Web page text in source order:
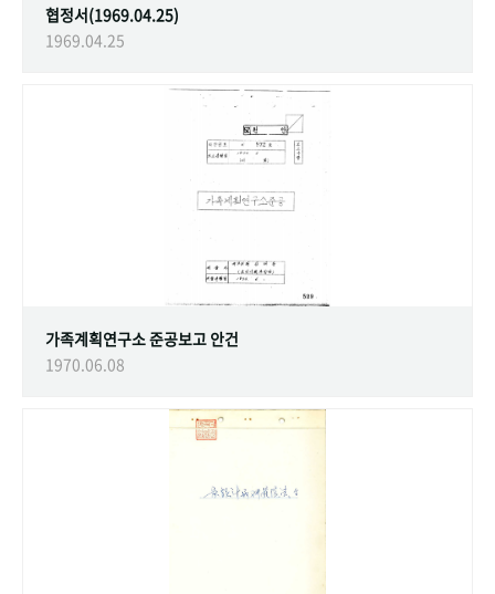
협정서(1969.04.25)
1969.04.25
가족계획연구소 준공보고 안건
1970.06.08